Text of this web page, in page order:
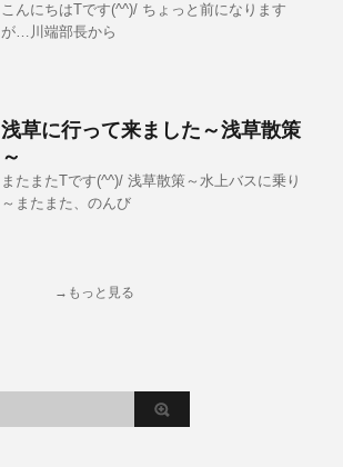
こんにちはTです(^^)/ ちょっと前になります
が…川端部長から
浅草に行って来ました～浅草散策
～
またまたTです(^^)/ 浅草散策～水上バスに乗り
～またまた、のんび
→もっと見る